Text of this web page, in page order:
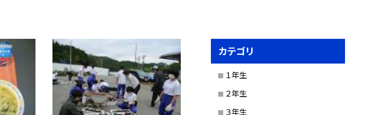
カテゴリ
１年生
２年生
３年生